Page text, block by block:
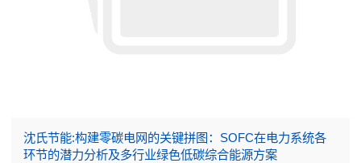
沈氏节能:构建零碳电网的关键拼图：SOFC在电力系统各
环节的潜力分析及多行业绿色低碳综合能源方案